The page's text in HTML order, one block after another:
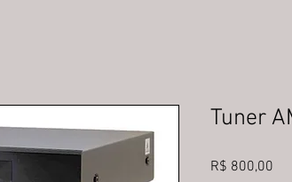
Tuner
R$ 800,00